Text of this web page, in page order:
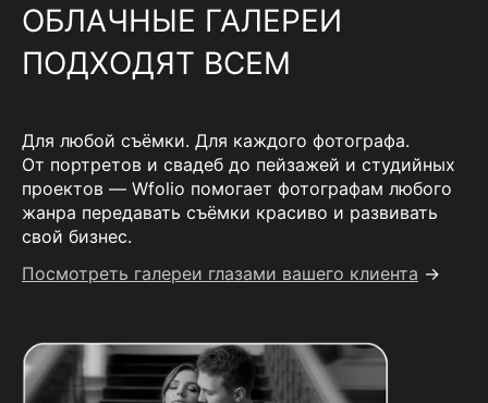
ОБЛАЧНЫЕ ГАЛЕРЕИ
ПОДХОДЯТ ВСЕМ
Для любой съёмки. Для каждого фотографа.
От портретов и свадеб до пейзажей и студийных
проектов — Wfolio помогает фотографам любого
жанра передавать съёмки красиво и развивать
свой бизнес.
Посмотреть галереи глазами вашего клиента →